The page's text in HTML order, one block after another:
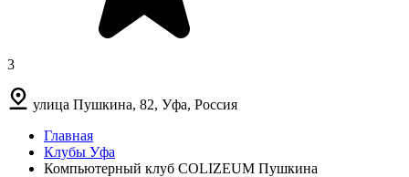
3
улица Пушкина, 82, Уфа, Россия
Главная
Клубы Уфа
Компьютерный клуб COLIZEUM Пушкина